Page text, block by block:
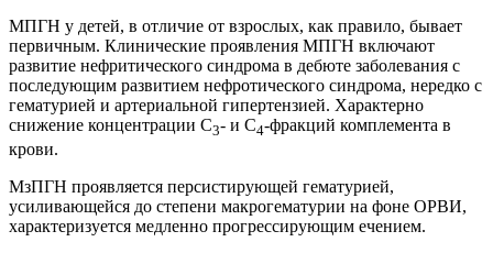
МПГН у детей, в отличие от взрослых, как правило, бывает
первичным. Клинические проявления МПГН включают
развитие нефритического синдрома в дебюте заболевания с
последующим развитием нефротического синдрома, нередко с
гематурией и артериальной гипертензией. Характерно
снижение концентрации С3- и С4-фракций комплемента в
крови.
МзПГН проявляется персистирующей гематурией,
усиливающейся до степени макрогематурии на фоне ОРВИ,
характеризуется медленно прогрессирующим ечением.